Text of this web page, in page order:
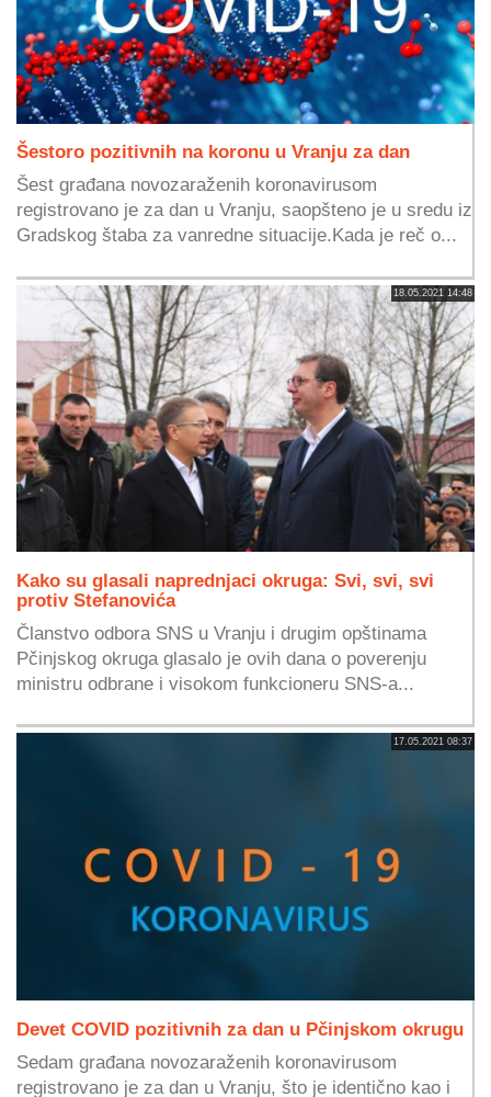
Šestoro pozitivnih na koronu u Vranju za dan
Šest građana novozaraženih koronavirusom
registrovano je za dan u Vranju, saopšteno je u sredu iz
Gradskog štaba za vanredne situacije.Kada je reč o...
18.05.2021 14:48
Kako su glasali naprednjaci okruga: Svi, svi, svi
protiv Stefanovića
Članstvo odbora SNS u Vranju i drugim opštinama
Pčinjskog okruga glasalo je ovih dana o poverenju
ministru odbrane i visokom funkcioneru SNS-a...
17.05.2021 08:37
Devet COVID pozitivnih za dan u Pčinjskom okrugu
Sedam građana novozaraženih koronavirusom
registrovano je za dan u Vranju, što je identično kao i